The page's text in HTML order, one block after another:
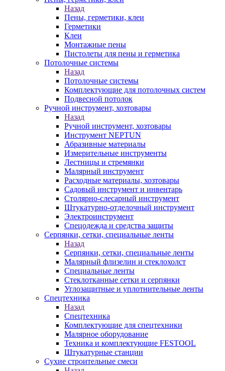
Назад
Пены, герметики, клеи
Герметики
Клеи
Монтажные пены
Пистолеты для пены и герметика
Потолочные системы
Назад
Потолочные системы
Комплектующие для потолочных систем
Подвесной потолок
Ручной инструмент, хозтовары
Назад
Ручной инструмент, хозтовары
Инструмент NEPTUN
Абразивные материалы
Измерительные инструменты
Лестницы и стремянки
Малярный инструмент
Расходные материалы, хозтовары
Садовый инструмент и инвентарь
Столярно-слесарный инструмент
Штукатурно-отделочный инструмент
Электроинструмент
Спецодежда и средства защиты
Серпянки, сетки, специальные ленты
Назад
Серпянки, сетки, специальные ленты
Малярный флизелин и стеклохолст
Специальные ленты
Стеклотканные сетки и серпянки
Углозащитные и уплотнительные ленты
Спецтехника
Назад
Спецтехника
Комплектующие для спецтехники
Малярное оборудование
Техника и комплектующие FESTOOL
Штукатурные станции
Сухие строительные смеси